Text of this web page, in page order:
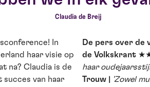
Claudia de Breij
In
haar visie op
na? Claudia is de
succes van haar
De pers over de
de Volkskrant
haar
Trouw |
'Zowel